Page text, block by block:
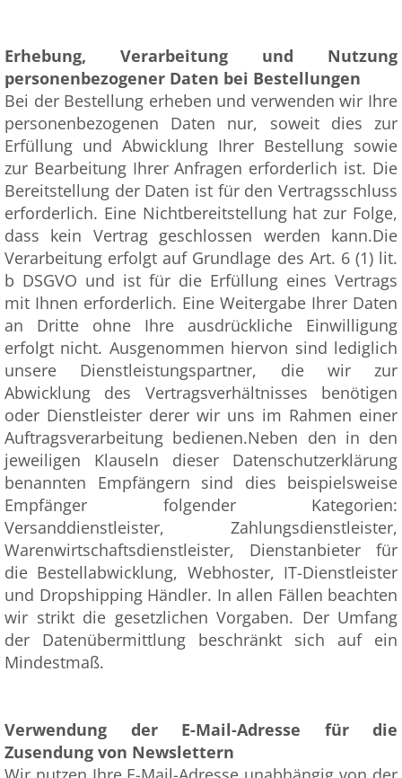
Erhebung, Verarbeitung und Nutzung
personenbezogener Daten bei Bestellungen
Bei der Bestellung erheben und verwenden wir Ihre
personenbezogenen Daten nur, soweit dies zur
Erfüllung und Abwicklung Ihrer Bestellung sowie
zur Bearbeitung Ihrer Anfragen erforderlich ist. Die
Bereitstellung der Daten ist für den Vertragsschluss
erforderlich. Eine Nichtbereitstellung hat zur Folge,
dass kein Vertrag geschlossen werden kann.Die
Verarbeitung erfolgt auf Grundlage des Art. 6 (1) lit.
b DSGVO und ist für die Erfüllung eines Vertrags
mit Ihnen erforderlich. Eine Weitergabe Ihrer Daten
an Dritte ohne Ihre ausdrückliche Einwilligung
erfolgt nicht. Ausgenommen hiervon sind lediglich
unsere Dienstleistungspartner, die wir zur
Abwicklung des Vertragsverhältnisses benötigen
oder Dienstleister derer wir uns im Rahmen einer
Auftragsverarbeitung bedienen.Neben den in den
jeweiligen Klauseln dieser Datenschutzerklärung
benannten Empfängern sind dies beispielsweise
Empfänger folgender Kategorien:
Versanddienstleister, Zahlungsdienstleister,
Warenwirtschaftsdienstleister, Dienstanbieter für
die Bestellabwicklung, Webhoster, IT-Dienstleister
und Dropshipping Händler. In allen Fällen beachten
wir strikt die gesetzlichen Vorgaben. Der Umfang
der Datenübermittlung beschränkt sich auf ein
Mindestmaß.
Verwendung der E-Mail-Adresse für die
Zusendung von Newslettern